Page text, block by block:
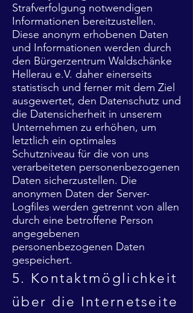
Strafverfolgung notwendigen
Informationen bereitzustellen.
Diese anonym erhobenen Daten
und Informationen werden durch
den Bürgerzentrum Waldschänke
Hellerau e.V. daher einerseits
statistisch und ferner mit dem Ziel
ausgewertet, den Datenschutz und
die Datensicherheit in unserem
Unternehmen zu erhöhen, um
letztlich ein optimales
Schutzniveau für die von uns
verarbeiteten personenbezogenen
Daten sicherzustellen. Die
anonymen Daten der Server-
Logfiles werden getrennt von allen
durch eine betroffene Person
angegebenen
personenbezogenen Daten
gespeichert.
5. Kontaktmöglichkeit
über die Internetseite